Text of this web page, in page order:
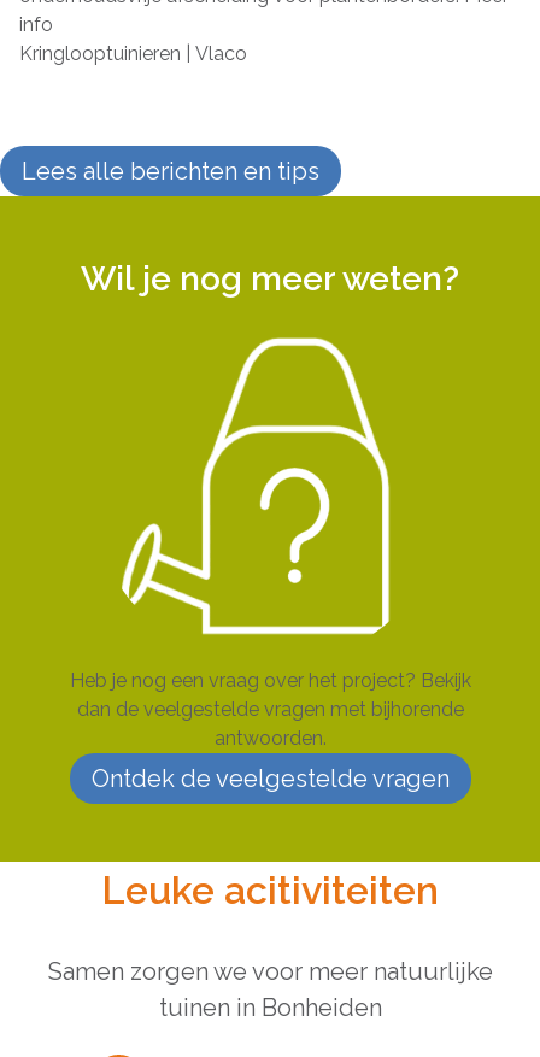
info
Kringlooptuinieren | Vlaco
Lees alle berichten en tips
Wil je nog meer weten?
Heb je nog een vraag over het project? Bekijk
dan de veelgestelde vragen met bijhorende
antwoorden.
Ontdek de veelgestelde vragen
Leuke acitiviteiten
Samen zorgen we voor meer natuurlijke
tuinen in Bonheiden